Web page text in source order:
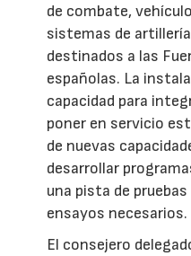
de combate,
sistemas de
destinados a las
españolas. La
capacidad para
poner en servicio
de nuevas
desarrollar
una pista de
ensayos necesarios.
El consejero